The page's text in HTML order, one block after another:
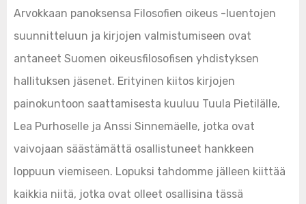
Arvokkaan panoksensa Filosofien oikeus -luentojen
suunnitteluun ja kirjojen valmistumiseen ovat
antaneet Suomen oikeusfilosofisen yhdistyksen
hallituksen jäsenet. Erityinen kiitos kirjojen
painokuntoon saattamisesta kuuluu Tuula Pietilälle,
Lea Purhoselle ja Anssi Sinnemäelle, jotka ovat
vaivojaan säästämättä osallistuneet hankkeen
loppuun viemiseen. Lopuksi tahdomme jälleen kiittää
kaikkia niitä, jotka ovat olleet osallisina tässä